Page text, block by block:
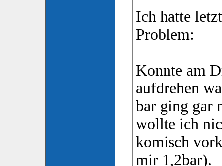
Ich hatte
Problem:
Konnte am
aufdrehen
bar ging gar
wollte ich
komisch
mir 1,2bar).